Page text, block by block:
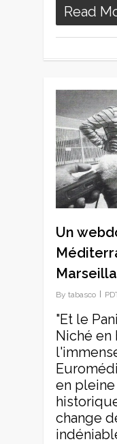
Read
Un
By tabasco
"Et le
Niché
en
change